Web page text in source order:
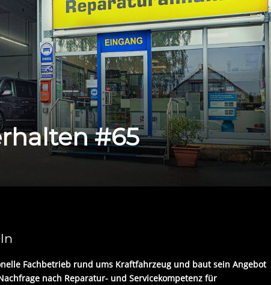
#65
Fachbetrieb rund ums Kraftfahrzeug und baut sein Angebot
nach Reparatur- und Servicekompetenz für